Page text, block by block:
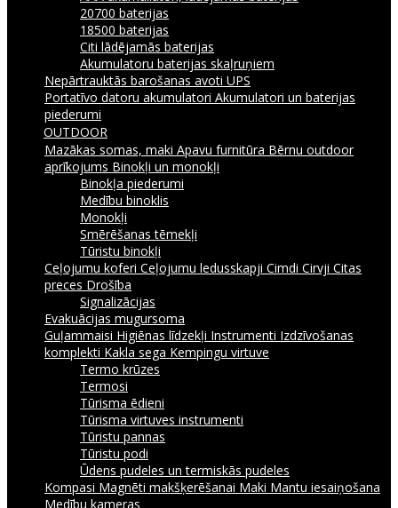
20700 baterijas
18500 baterijas
Citi lādējamās baterijas
Akumulatoru baterijas skaļruņiem
Nepārtrauktās barošanas avoti UPS
Portatīvo datoru akumulatori Akumulatori un baterijas
piederumi
OUTDOOR
Mazākas somas, maki Apavu furnitūra Bērnu outdoor
aprīkojums Binokļi un monokļi
Binokļa piederumi
Medību binoklis
Monokļi
Smērēšanas tēmekļi
Tūristu binokļi
Ceļojumu koferi Ceļojumu ledusskapji Cimdi Cirvji Citas
preces Drošība
Signalizācijas
Evakuācijas mugursoma
Guļammaisi Higiēnas līdzekļi Instrumenti Izdzīvošanas
komplekti Kakla sega Kempingu virtuve
Termo krūzes
Termosi
Tūrisma ēdieni
Tūrisma virtuves instrumenti
Tūristu pannas
Tūristu podi
Ūdens pudeles un termiskās pudeles
Kompasi Magnēti makšķerēšanai Maki Mantu iesaiņošana
Medību kameras